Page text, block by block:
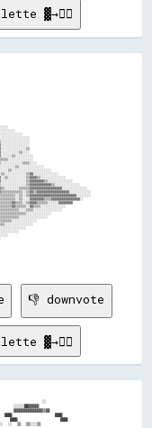
▓→✊🏽
░░░░░░░░
▒▒▒▒▒▒░░░░░░░░░░░░░░░░░░░░
👎 downvote
▓→✊🏽
▒▒▓▓
░░
░░░░░░██▓▓▓▓▓▓
▓▓▓▓▓▓▓▓▓▓▓▓▓▓▓▓▒▒▓▓
████                ████
████                ████
▒▒░░  ░░  ▒▒  ▒▒░░░░▒▒